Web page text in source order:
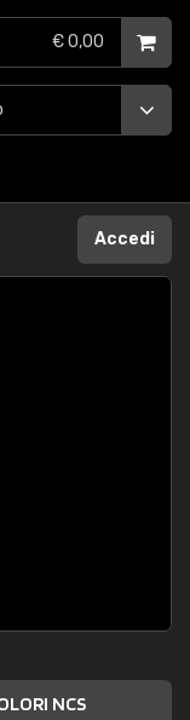
€ 0,00
Accedi
NCS